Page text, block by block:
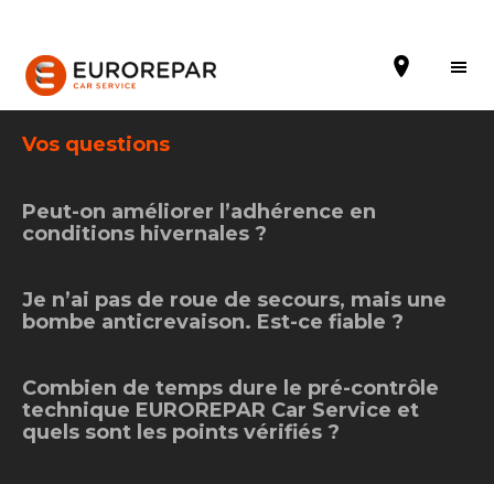
Prendre un rendez-vous
Nos prestations
Notre enseigne
Vos questions
Peut-on améliorer l’adhérence en
conditions hivernales ?
Je n’ai pas de roue de secours, mais une
bombe anticrevaison. Est-ce fiable ?
Combien de temps dure le pré-contrôle
technique EUROREPAR Car Service et
quels sont les points vérifiés ?